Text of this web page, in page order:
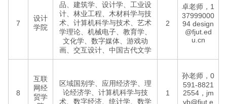
7
设计
学院
品、建筑学、设计学、工业设
计、林业工程、木材科学与技
术、计算机科学与技术、艺术
学理论、机械电子、教育学、
文化学、数字媒体、游戏动
画、交互设计、中国古代文学
2
卓老师，1
37999000
94 design
@fjut.ed
u.cn
8
互联
网经
贸学
区域国别学、应用经济学、理
论经济学、计算机科学与技
术、数字经济、统计学、数学
1
孙老师，0
591-8821
2554，jm
yb@fjut.e